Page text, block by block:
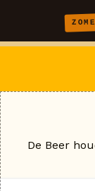
De Beer